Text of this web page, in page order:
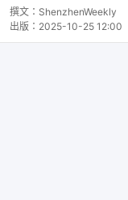
撰文： ShenzhenWeekly
出版： 2025-10-25 12:00